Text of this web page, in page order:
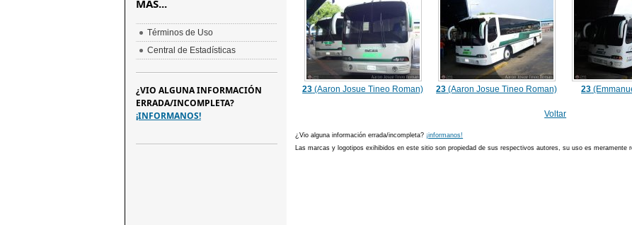
23 (Aaron Josue Tineo Roman) 23 (Aaron Josue Tineo Roman) 23
Voltar
¿Vio alguna información errada/incompleta? ¡informanos!
Las marcas y logotipos exihibidos en este sitio son propiedad de sus respectivos autores, su uso es meramente
MÁS...
Términos de Uso
Central de Estadísticas
¿VIO ALGUNA INFORMACIÓN
ERRADA/INCOMPLETA?
¡INFORMANOS!